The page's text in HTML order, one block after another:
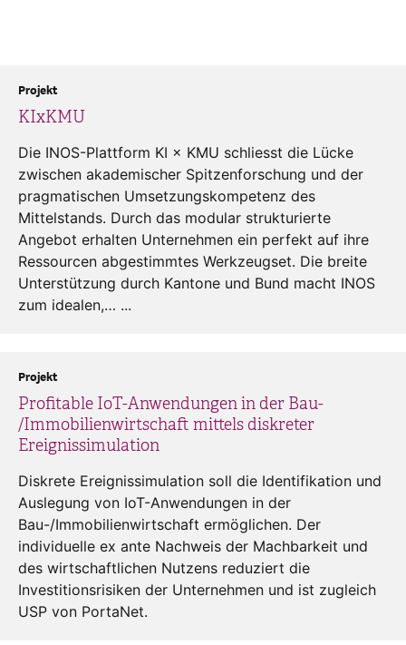
KIxKMU
Projekt
Die INOS-Plattform KI × KMU schliesst die Lücke
zwischen akademischer Spitzenforschung und der
pragmatischen Umsetzungskompetenz des
Mittelstands. Durch das modular strukturierte
Angebot erhalten Unternehmen ein perfekt auf ihre
Ressourcen abgestimmtes Werkzeugset. Die breite
Unterstützung durch Kantone und Bund macht INOS
zum idealen,… ...
Profitable IoT-Anwendungen in der Bau-
/Immobilienwirtschaft mittels diskreter
Ereignissimulation
Projekt
Diskrete Ereignissimulation soll die Identifikation und
Auslegung von IoT-Anwendungen in der
Bau-/Immobilienwirtschaft ermöglichen. Der
individuelle ex ante Nachweis der Machbarkeit und
des wirtschaftlichen Nutzens reduziert die
Investitionsrisiken der Unternehmen und ist zugleich
USP von PortaNet.